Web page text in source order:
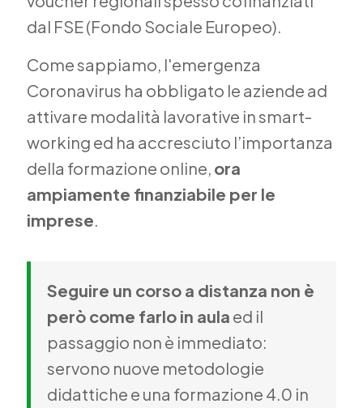
dal FSE (Fondo Sociale Europeo).
Come sappiamo, l'emergenza
Coronavirus ha obbligato le aziende ad
attivare modalità lavorative in smart-
working ed ha accresciuto l’importanza
della formazione online, ora
ampiamente finanziabile per le
imprese.
Seguire un corso a distanza non è
però come farlo in aula ed il
passaggio non è immediato:
servono nuove metodologie
didattiche e una formazione 4.0 in